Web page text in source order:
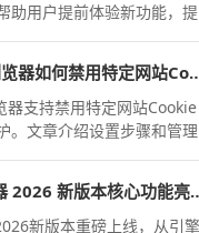
助用户提前体验新功能，提
Chrome浏览器如
支持禁用特定网站Cookie
。文章介绍设置步骤和管理
vivo 浏览器 2026
新版本重磅上线，从引擎